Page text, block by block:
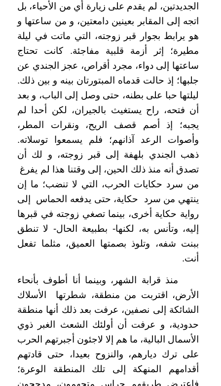
الجديدتين، لم يقدم على زيارة أي من الأحياء، بل
اتجه إلى المقابر بعينين دامعتين، و من ساعتها و
هو يرابط بجوار قبر زوجته، التي ماتت في ليلة
مطيرة؛ إثر أزمة قلبية مفاجئة. كانت تحتاج
ساعتها إلى دواء، مجرد أقراص، عجز الجندي عن
جلبها؛ إذ حالت قدماه المبتورتان بينه و بين ذلك.
ليلتها حبا على بطنه، حتى وصل إلى الباب، و بعد
أن فتحه، راح يستغيث بالجيران، لكن أحدا لم
يجبه؛ إذ أصم قصف الريح، ونقرات المطر،
وأصوات الرعد آذانهم؛ فلم يسمعوا توسلاته.
ذهب الجندي بلهفة إلى قبر زوجته، و لك أن
تصدق أنه منذ ذلك الحين، إلى وقتنا هذا لم يفرغ
من سرد حكايات الحرب، التي لا تنضب؛ ما إن
ينتهي من سرد حكاية، حتى يدفعه الحماس إلى
رواية حكاية أخرى، بينما تصغي زوجته في قبرها
إليه، وتأنس به، لكنها- بطبيعة الحال- لا تنطق
ببنت شفه، وتلوذ بصمتها العميق، مثلما تفعل
أنت.
منذ قرابة الشهر، وبينما أنا أطوف بأنحاء
الأرض، اقتربت من منطقة، شطرتها الأسلاك
الشائكة إلى نصفين، عرفت بعد ذلك أنها منطقة
حدودية، و عرفت أن أولئك الشعث الغبر ذوي
الأسمال البالية، ما هم إلا لاجئون أجبرتهم الحرب
على ترك ديارهم، والنزوح بعيدا، حتى قادتهم
أقدامهم المنهكة إلى تلك المنطقة الوعرة؛
فاعترض طريقهم حراس متجهمون، مدججون